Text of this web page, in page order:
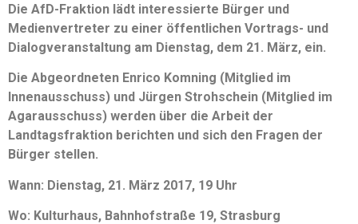
Die AfD-Fraktion lädt interessierte Bürger und
Medienvertreter zu einer öffentlichen Vortrags- und
Dialogveranstaltung am Dienstag, dem 21. März, ein.
Die Abgeordneten Enrico Komning (Mitglied im
Innenausschuss) und Jürgen Strohschein (Mitglied im
Agarausschuss) werden über die Arbeit der
Landtagsfraktion berichten und sich den Fragen der
Bürger stellen.
Wann: Dienstag, 21. März 2017, 19 Uhr
Wo: Kulturhaus, Bahnhofstraße 19, Strasburg